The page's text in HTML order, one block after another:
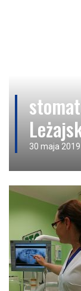
30 maja 2019